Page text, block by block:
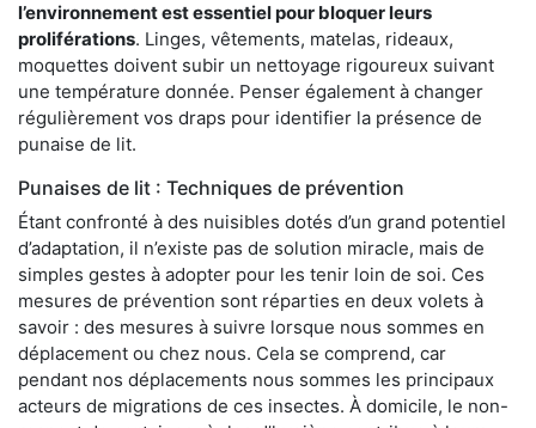
l’environnement est essentiel pour bloquer leurs
proliférations. Linges, vêtements, matelas, rideaux,
moquettes doivent subir un nettoyage rigoureux suivant
une température donnée. Penser également à changer
régulièrement vos draps pour identifier la présence de
punaise de lit.
Punaises de lit : Techniques de prévention
Étant confronté à des nuisibles dotés d’un grand potentiel
d’adaptation, il n’existe pas de solution miracle, mais de
simples gestes à adopter pour les tenir loin de soi. Ces
mesures de prévention sont réparties en deux volets à
savoir : des mesures à suivre lorsque nous sommes en
déplacement ou chez nous. Cela se comprend, car
pendant nos déplacements nous sommes les principaux
acteurs de migrations de ces insectes. À domicile, le non-